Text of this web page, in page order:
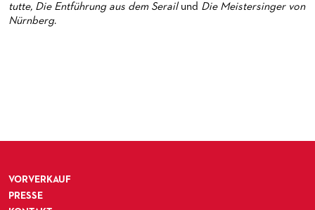
FÜR STUDIERENDE
ZUKUNFT UND HISTORIE DER STÄDTISCHEN BÜHNEN
ÜBERSICHT SERIEN
PATRONATSVEREIN
KOOPERATIONEN
tutte, Die Entführung aus dem Serail und Die Meistersinger von
Nürnberg.
VORVERKAUF
PRESSE